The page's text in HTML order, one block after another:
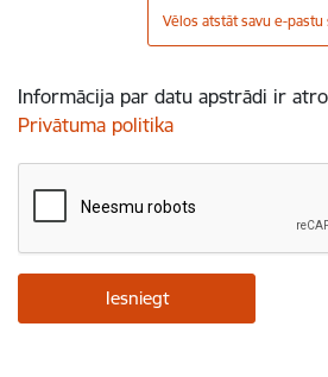
Vēlos atstāt savu e-pastu
Informācija par datu apstrādi ir
Privātuma politika